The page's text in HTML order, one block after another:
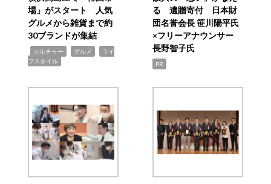
場」がスタート 人気
グルメから雑貨まで約
30ブランドが集結
カルチャー グルメ
ライ
フスタイル
る 遺贈寄付 日本財
団名誉会長 笹川陽平氏
×フリーアナウンサー
長野智子氏
PR